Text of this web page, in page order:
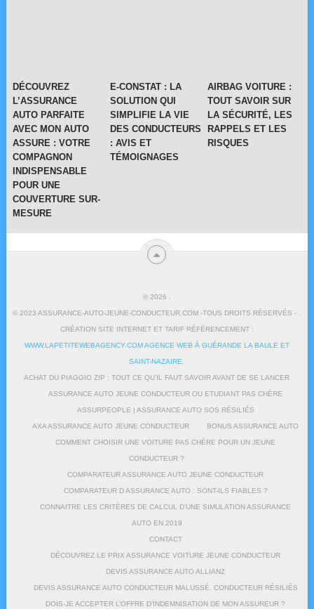
DÉCOUVREZ
L’ASSURANCE
AUTO PARFAITE
AVEC MON AUTO
ASSURE : VOTRE
COMPAGNON
INDISPENSABLE
POUR UNE
COUVERTURE SUR-
MESURE
E-CONSTAT : LA
SOLUTION QUI
SIMPLIFIE LA VIE
DES CONDUCTEURS
: AVIS ET
TÉMOIGNAGES
AIRBAG VOITURE :
TOUT SAVOIR SUR
LA SÉCURITÉ, LES
RAPPELS ET LES
RISQUES
© 2026
© 2023 ASSURANCE-AUTO-JEUNE-CONDUCTEUR.COM -TOUS DROITS RÉSERVÉS - .
CRÉATION SITE INTERNET ET TARIF RÉFÉRENCEMENT :
WWW.LAPETITEWEBAGENCY.COM AGENCE WEB À GUÉRANDE LA BAULE ET
SAINT-NAZAIRE
ACHAT DU PIAGGIO ZIP : TOUT CE QU’IL FAUT SAVOIR AVANT DE SE LANCER
ASSURANCE AUTO JEUNE CONDUCTEUR OU ETUDIANT PAS CHÈRE
ASSURPEOPLE | ASSURANCE AUTO SOS RÉSILIÉS
AXA ASSURANCE AUTO JEUNE CONDUCTEUR BONUS ASSURANCE AUTO
COMMENT CHOISIR UNE VOITURE PAS CHÈRE POUR UN JEUNE
CONDUCTEUR ?
COMPARATEUR ASSURANCE AUTO JEUNE CONDUCTEUR
COMPARATEUR D ASSURANCE AUTO : SONT-ILS FIABLES ?
CONNAITRE LES CRITÈRES DE CALCUL D’UNE SIMULATION ASSURANCE
AUTO EN 2019
CONTACT
DÉCOUVREZ LE PRIX ASSURANCE VOITURE JEUNE CONDUCTEUR
DEVIS ASSURANCE AUTO ALLIANZ
DEVIS ASSURANCE AUTO CONDUCTEUR MALUSSÉ, CONDUCTEUR RÉSILIÉS
DOIS-JE ACCEPTER L’OFFRE D’INDEMNISATION DE MON ASSUREUR ?